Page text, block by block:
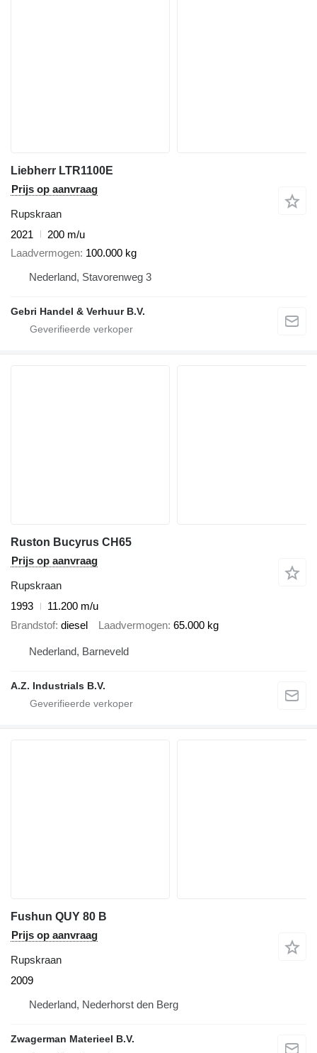
Liebherr LTR1100E
Prijs op aanvraag
Rupskraan
2021
200 m/u
Laadvermogen 100.000 kg
Nederland, Stavorenweg 3
Gebri Handel & Verhuur B.V.
Ruston Bucyrus CH65
Prijs op aanvraag
Rupskraan
1993
11.200 m/u
Brandstof diesel Laadvermogen 65.000 kg
Nederland, Barneveld
A.Z. Industrials B.V.
Fushun QUY 80 B
Prijs op aanvraag
Rupskraan
2009
Nederland, Nederhorst den Berg
Zwagerman Materieel B.V.